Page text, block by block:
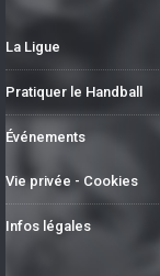
La Ligue
Pratiquer le Handball
Événements
Vie privée - Cookies
Infos légales